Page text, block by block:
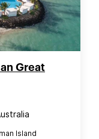
Great
Island